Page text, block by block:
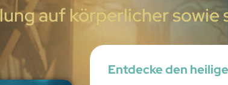
auf körperlicher
Entdecke den